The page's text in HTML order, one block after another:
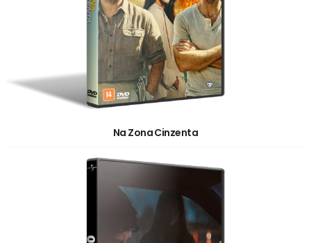
Na Zona Cinzenta